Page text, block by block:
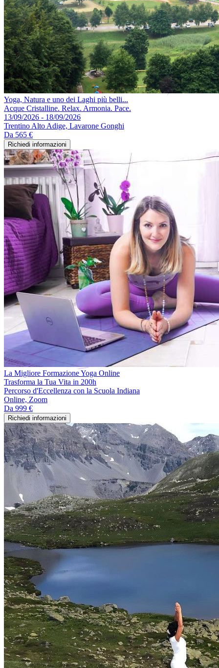
Yoga, Natura e uno dei Laghi più belli...
Acque Cristalline. Relax. Armonia. Pace.
13/09/2026 - 18/09/2026
Trentino Alto Adige, Lavarone Gonghi
Da 565 €
Richiedi informazioni
La Migliore Formazione Yoga Online
Trasforma la Tua Vita in 200h
Percorso d'Eccellenza con la Scuola Indiana
Online, Zoom
Da 999 €
Richiedi informazioni